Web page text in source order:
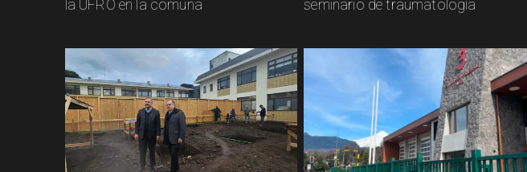
la UFRO en la comuna
seminario de traumatología